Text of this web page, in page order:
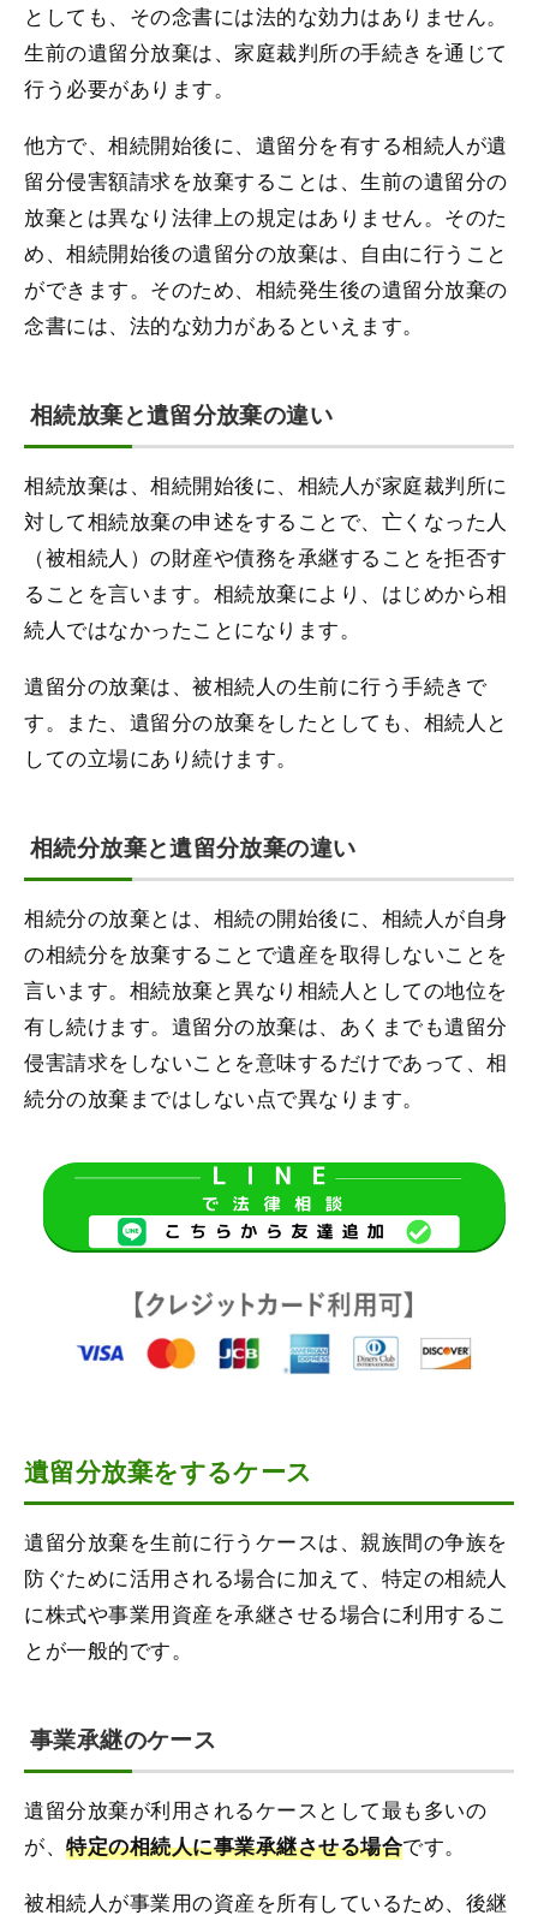
としても、その念書には法的な効力はありません。
生前の遺留分放棄は、家庭裁判所の手続きを通じて
行う必要があります。
他方で、相続開始後に、遺留分を有する相続人が遺
留分侵害額請求を放棄することは、生前の遺留分の
放棄とは異なり法律上の規定はありません。そのた
め、相続開始後の遺留分の放棄は、自由に行うこと
ができます。そのため、相続発生後の遺留分放棄の
念書には、法的な効力があるといえます。
相続放棄と遺留分放棄の違い
相続放棄は、相続開始後に、相続人が家庭裁判所に
対して相続放棄の申述をすることで、亡くなった人
（被相続人）の財産や債務を承継することを拒否す
ることを言います。相続放棄により、はじめから相
続人ではなかったことになります。
遺留分の放棄は、被相続人の生前に行う手続きで
す。また、遺留分の放棄をしたとしても、相続人と
しての立場にあり続けます。
相続分放棄と遺留分放棄の違い
相続分の放棄とは、相続の開始後に、相続人が自身
の相続分を放棄することで遺産を取得しないことを
言います。相続放棄と異なり相続人としての地位を
有し続けます。遺留分の放棄は、あくまでも遺留分
侵害請求をしないことを意味するだけであって、相
続分の放棄まではしない点で異なります。
遺留分放棄をするケース
遺留分放棄を生前に行うケースは、親族間の争族を
防ぐために活用される場合に加えて、特定の相続人
に株式や事業用資産を承継させる場合に利用するこ
とが一般的です。
事業承継のケース
遺留分放棄が利用されるケースとして最も多いの
が、特定の相続人に事業承継させる場合です。
被相続人が事業用の資産を所有しているため、後継